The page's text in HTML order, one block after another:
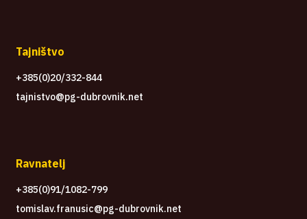
Tajništvo
+385(0)20/332-844
tajnistvo@pg-dubrovnik.net
Ravnatelj
+385(0)91/1082-799
tomislav.franusic@pg-dubrovnik.net